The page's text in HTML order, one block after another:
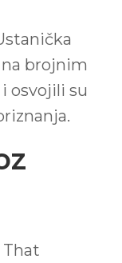
na brojnim
osvojili su